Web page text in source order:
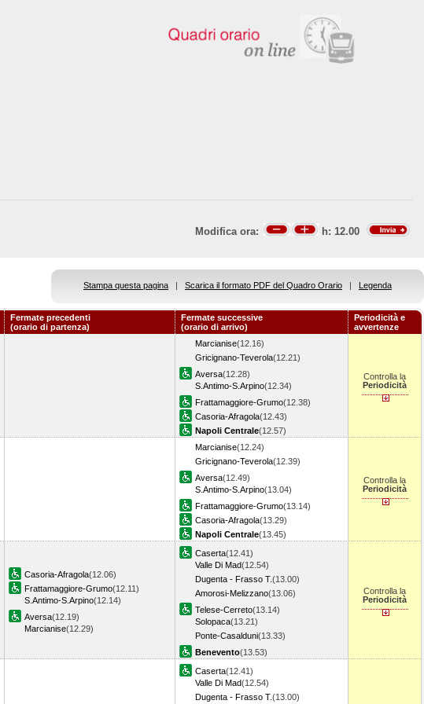
Modifica ora: h: 12.00
Stampa questa pagina | Scarica il formato PDF del Quadro Orario | Legenda
Fermate precedenti
(orario di partenza)
Fermate successive
(orario di arrivo)
Periodicità e
avvertenze
Marcianise(12.16)
Gricignano-Teverola(12.21)
Aversa(12.28)
S.Antimo-S.Arpino(12.34)
Frattamaggiore-Grumo(12.38)
Casoria-Afragola(12.43)
Napoli Centrale(12.57)
Controlla la
Periodicità
Marcianise(12.24)
Gricignano-Teverola(12.39)
Aversa(12.49)
S.Antimo-S.Arpino(13.04)
Frattamaggiore-Grumo(13.14)
Casoria-Afragola(13.29)
Napoli Centrale(13.45)
Controlla la
Periodicità
Casoria-Afragola(12.06)
Frattamaggiore-Grumo(12.11)
S.Antimo-S.Arpino(12.14)
Aversa(12.19)
Marcianise(12.29)
Caserta(12.41)
Valle Di Mad(12.54)
Dugenta - Frasso T.(13.00)
Amorosi-Melizzano(13.06)
Telese-Cerreto(13.14)
Solopaca(13.21)
Ponte-Casalduni(13.33)
Benevento(13.53)
Controlla la
Periodicità
Caserta(12.41)
Valle Di Mad(12.54)
Dugenta - Frasso T.(13.00)